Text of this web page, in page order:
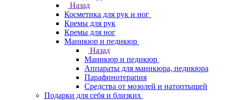
Назад
Косметика для рук и ног
Кремы для рук
Кремы для ног
Маникюр и педикюр
Назад
Маникюр и педикюр
Аппараты для маникюра, педикюра
Парафинотерапия
Средства от мозолей и натоптышей
Подарки для себя и близких